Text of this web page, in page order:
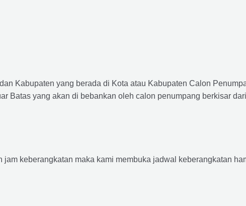
Kabupaten yang berada di Kota atau Kabupaten Calon
Batas yang akan di bebankan oleh calon penumpang berkisar
keberangkatan maka kami membuka jadwal keberangkatan